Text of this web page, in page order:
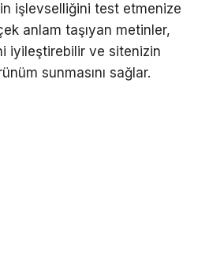
işlevselliğini test etmenize
anlam taşıyan metinler,
iyileştirebilir ve sitenizin
sunmasını sağlar.